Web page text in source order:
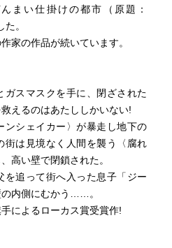
まい仕掛けの都市（原題：
。
家の作品が続いています。
ガスマスクを手に、閉ざされた
えるのはあたししかいない!
ンシェイカー〉が暴走し地下の
街は見境なく人間を襲う〈腐れ
高い壁で閉鎖された。
を追って街へ入った息子「ジー
内側にむかう……。
によるローカス賞受賞作!